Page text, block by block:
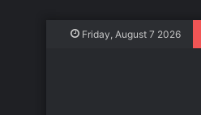
Friday, August 7 2026